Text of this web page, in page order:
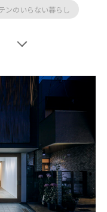
ンのいらない暮らし
# 岡本一真
三郎
# 市井洋右